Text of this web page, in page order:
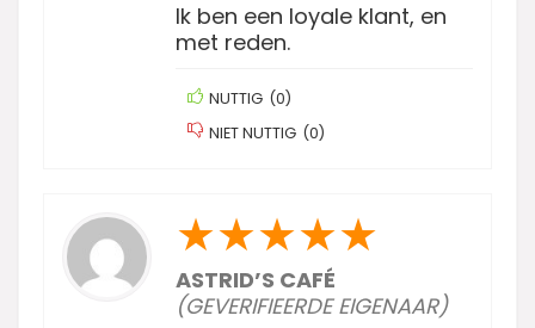
Ik ben een loyale klant, en
met reden.
NUTTIG (0)
NIET NUTTIG (0)
★★★★★
ASTRID’S CAFÉ
(GEVERIFIEERDE EIGENAAR)